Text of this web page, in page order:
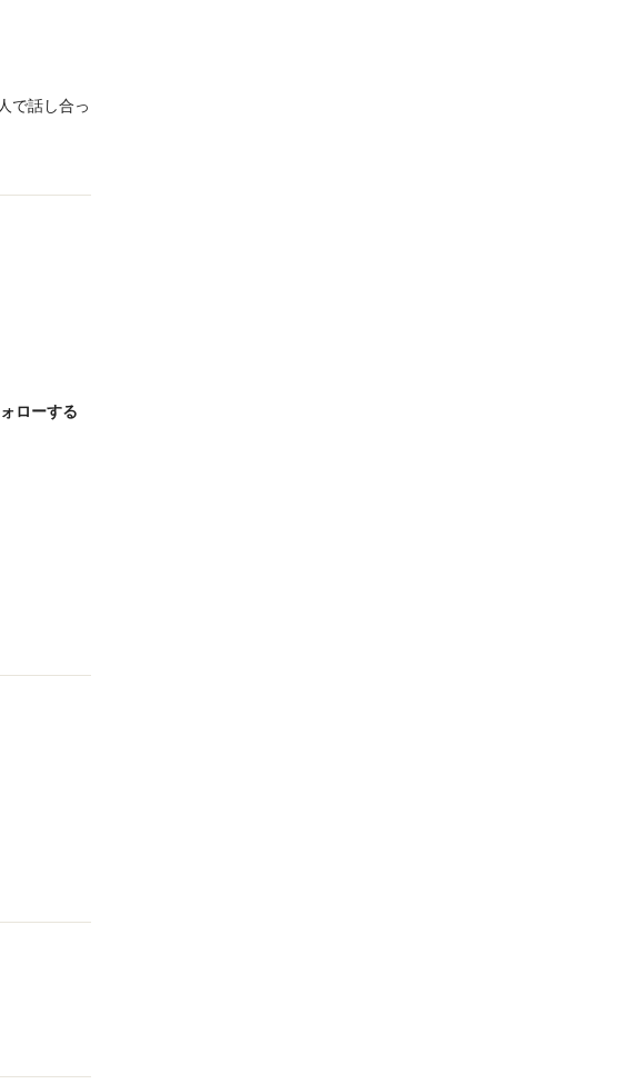
で話し合っ
きまし
。薪の調
を喜んで
もあり、
わせて家
思ってい
ローする